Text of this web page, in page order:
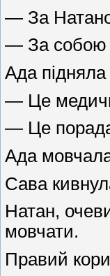
— За
— За собою
Ада підняла
— Це
— Це порада
Ада
Сава
Натан,
мовчати.
Правий